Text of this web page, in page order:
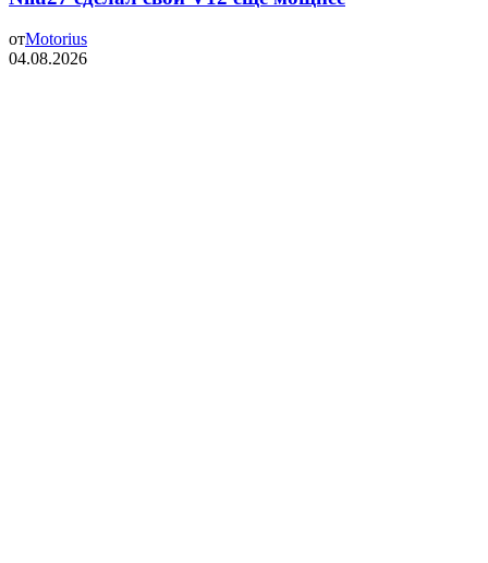
отMotorius
04.08.2026